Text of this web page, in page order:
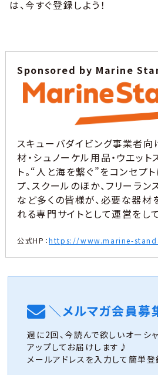
は、今すぐ登録しよう！
Sponsored by Marine
スキューバダイビング事業者向
材・シュノーケル用品・ウエッ
ト。“人と海を繋ぐ”をコンセプ
プ、スクールのほか、フリーラン
など多くの皆様が、必要な器
れる専門サイトとして運営をして
公式HP：https://www.marine-
＼メルマガ会員募
週に2回、今読んで欲しいオーシ
アップしてお届けします♪
メールアドレスを入力して簡単